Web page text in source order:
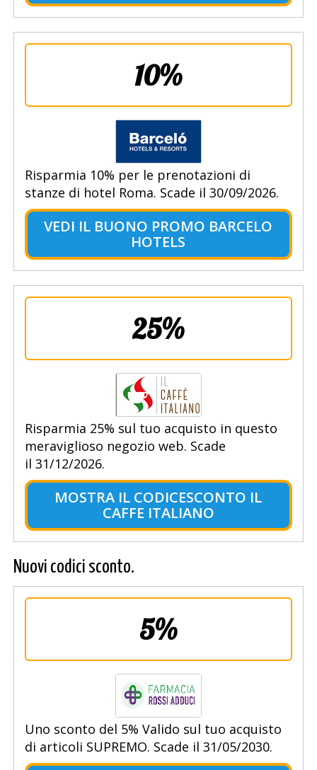
10%
Risparmia 10% per le prenotazioni di
stanze di hotel Roma. Scade il 30/09/2026.
VEDI IL BUONO PROMO BARCELO
HOTELS
25%
Risparmia 25% sul tuo acquisto in questo
meraviglioso negozio web. Scade
il 31/12/2026.
MOSTRA IL CODICESCONTO IL
CAFFE ITALIANO
Nuovi codici sconto.
5%
Uno sconto del 5% Valido sul tuo acquisto
di articoli SUPREMO. Scade il 31/05/2030.